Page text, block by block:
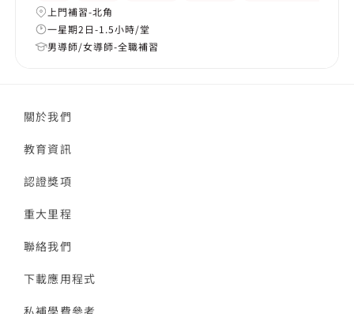
上門補習-北角
一星期2日-1.5小時/堂
男導師/女導師-全職補習
關於我們
教育資訊
認證獎項
重大里程
聯絡我們
下載應用程式
私補學費參考